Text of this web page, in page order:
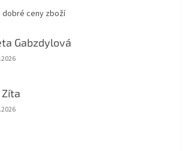
dobré ceny zboží
Gabzdylová
obchodu je 5 z 5 hvězdiček.
Zíta
obchodu je 5 z 5 hvězdiček.